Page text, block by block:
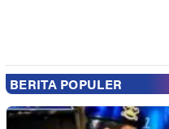
BERITA POPULER